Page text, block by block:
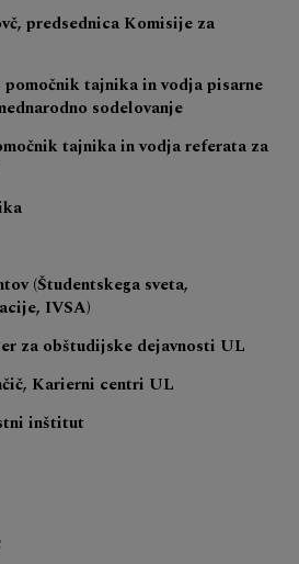
predsednica Komisije za
pomočnik tajnika in vodja pisarne
sodelovanje
tajnika in vodja referata za
(Študentskega sveta,
IVSA)
za obštudijske dejavnosti UL
Karierni centri UL
inštitut